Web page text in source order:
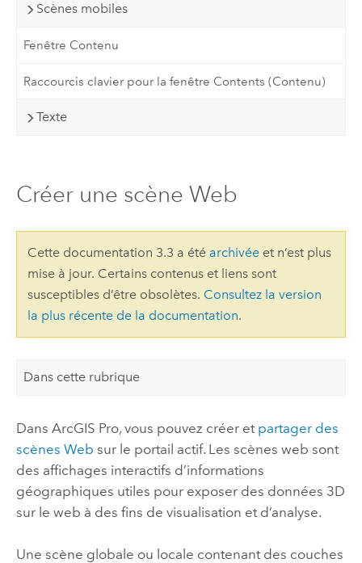
Scènes mobiles
Fenêtre Contenu
Raccourcis clavier pour la fenêtre Contents (Contenu)
Texte
Créer une scène Web
Cette documentation 3.3 a été archivéeet n’est plus
mise à jour. Certains contenus et liens sont
susceptibles d’être obsolètes. Consultez la version
la plus récente de la documentation.
Dans cette rubrique
Dans ArcGIS Pro, vous pouvez créer et partager des
scènes Web sur le portail actif. Les scènes web sont
des affichages interactifs d’informations
géographiques utiles pour exposer des données 3D
sur le web à des fins de visualisation et d’analyse.
Une scène globale ou locale contenant des couches